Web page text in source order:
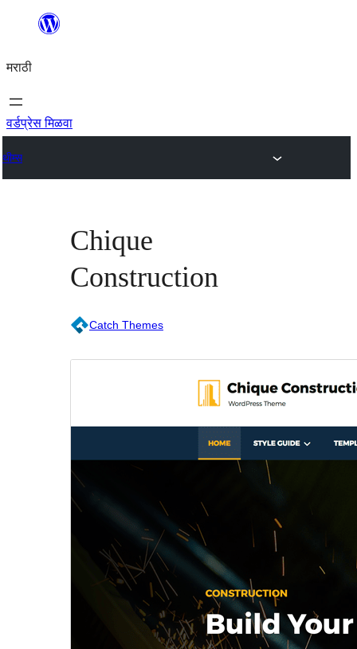
सामुग्रीवर
मराठी
वर्डप्रेस मिळवा
थीम्स
Chique
Construction
Catch Themes